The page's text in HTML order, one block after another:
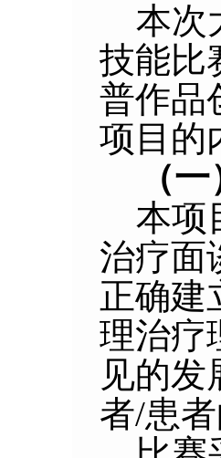
本次
技能比
普作品
项目的
（
本项
治疗面
正确建
理治疗
见的
者/患